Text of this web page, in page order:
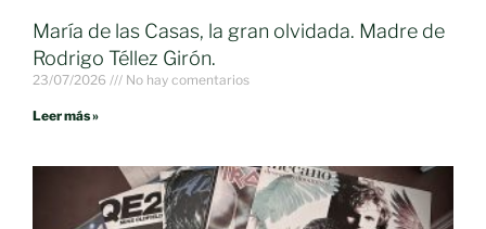
María de las Casas, la gran olvidada. Madre de
Rodrigo Téllez Girón.
23/07/2026 No hay comentarios
Leer más »